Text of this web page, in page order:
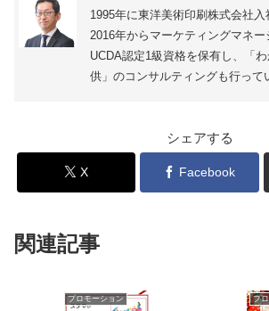
1995年に東洋美術印刷株式会社
2016年からマーケティングマネー
UCDA認定1級資格を保有し、「
供」のコンサルティングも行って
シェアする
X Facebook
関連記事
プロモーション プ